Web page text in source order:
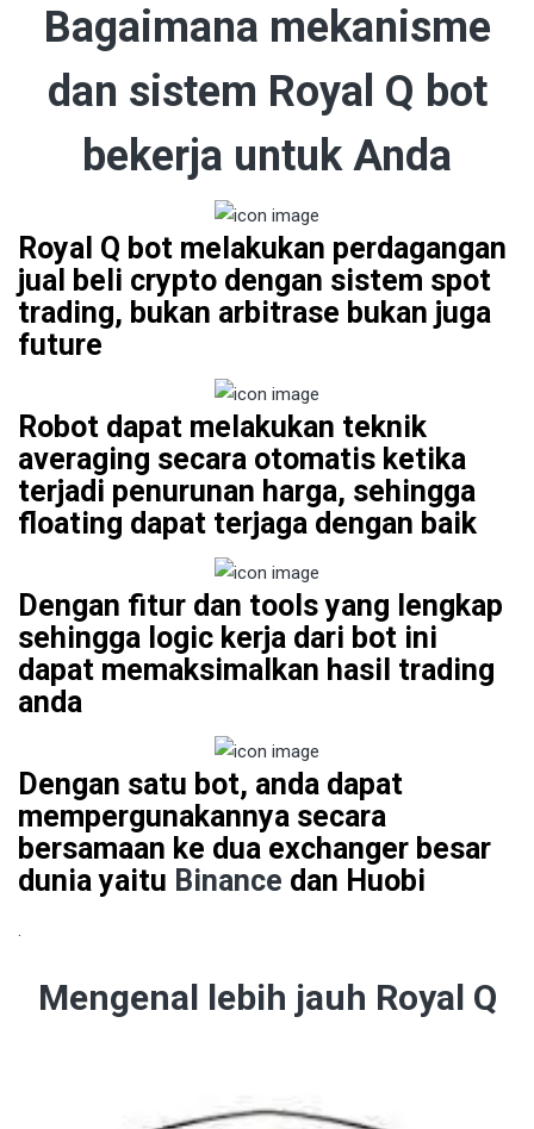
Bagaimana mekanisme
dan sistem Royal Q bot
bekerja untuk Anda
Royal Q bot melakukan perdagangan
jual beli crypto dengan sistem spot
trading, bukan arbitrase bukan juga
future
Robot dapat melakukan teknik
averaging secara otomatis ketika
terjadi penurunan harga, sehingga
floating dapat terjaga dengan baik
Dengan fitur dan tools yang lengkap
sehingga logic kerja dari bot ini
dapat memaksimalkan hasil trading
anda
Dengan satu bot, anda dapat
mempergunakannya secara
bersamaan ke dua exchanger besar
dunia yaitu Binance dan Huobi
Mengenal lebih jauh Royal Q